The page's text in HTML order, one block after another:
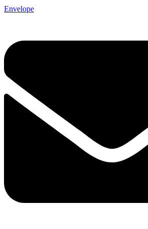
Envelope